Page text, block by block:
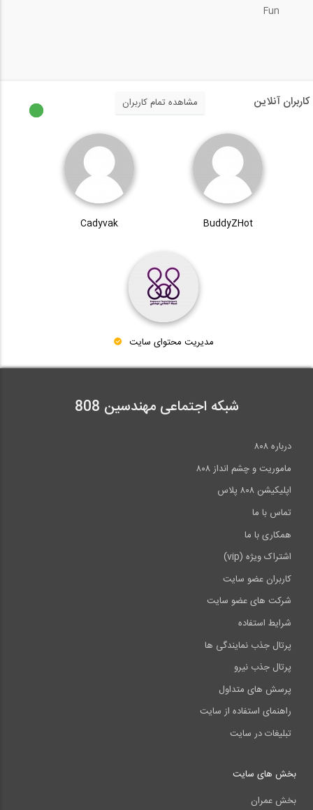
Fun
کاربران آنلاین مشاهده تمام کاربران
BuddyZHot
Cadyvak
مدیریت محتوای سایت
شبکه اجتماعی مهندسین 808
درباره ۸۰۸
ماموریت و چشم انداز ۸۰۸
اپلیکیشن ۸۰۸ پلاس
تماس با ما
همکاری با ما
اشتراک ویژه (vip)
کاربران عضو سایت
شرکت های عضو سایت
شرایط استفاده
پرتال جذب نمایندگی ها
پرتال جذب نیرو
پرسش های متداول
راهنمای استفاده از سایت
تبلیغات در سایت
بخش های سایت
بخش عمران